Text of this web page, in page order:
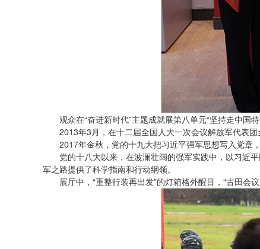
观众在“奋进新时代”主题成就展第八单元“坚持走中
2013年3月，在十二届全国人大一次会议解放军代表
2017年金秋，党的十九大把习近平强军思想写入党章
党的十八大以来，在波澜壮阔的强军实践中，以习近
军之路提供了科学指南和行动纲领。
展厅中，“重整行装再出发”的灯箱格外醒目，“古田会